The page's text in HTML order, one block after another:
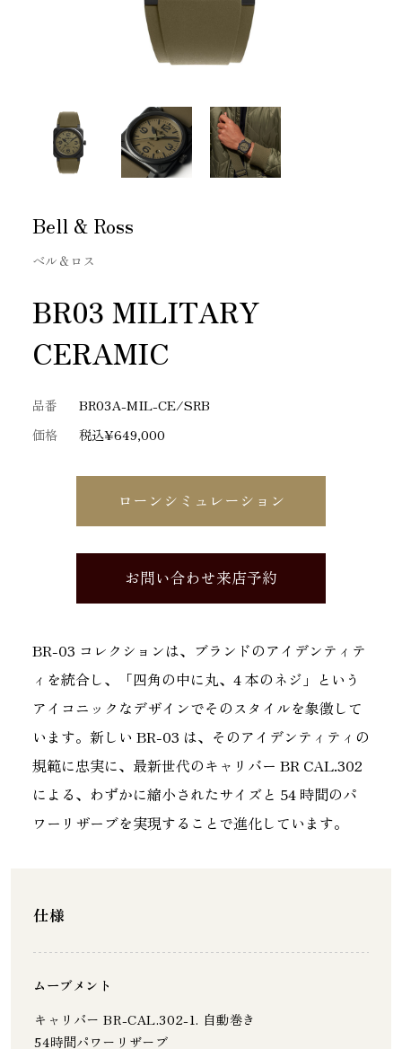
Bell & Ross
ベル＆ロス
BR03 MILITARY
CERAMIC
品番
BR03A-MIL-CE/SRB
価格
税込¥649,000
ローンシミュレーション
お問い合わせ来店予約
BR-03 コレクションは、ブランドのアイデンティテ
ィを統合し、「四角の中に丸、4 本のネジ」という
アイコニックなデザインでそのスタイルを象徴して
います。新しい BR-03 は、そのアイデンティティの
規範に忠実に、最新世代のキャリバー BR CAL.302
による、わずかに縮小されたサイズと 54 時間のパ
ワーリザーブを実現することで進化しています。
仕様
ムーブメント
キャリバー BR-CAL.302-1. 自動巻き
54時間パワーリザーブ